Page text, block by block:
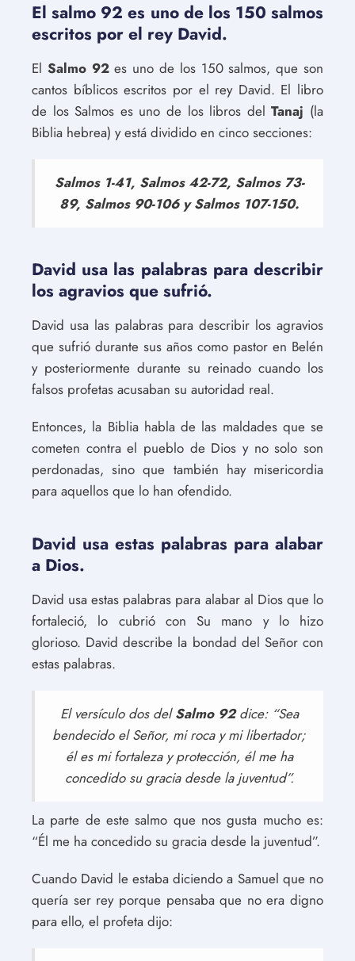
El salmo 92 es uno de los 150 salmos
escritos por el rey David.
El Salmo 92es uno de los 150 salmos, que son
cantos bíblicos escritos por el rey David. El libro
de los Salmos es uno de los libros delTanaj (la
Biblia hebrea) y está dividido en cinco secciones:
Salmos 1-41, Salmos 42-72, Salmos 73-
89, Salmos 90-106 y Salmos 107-150.
David usa las palabras para describir
los agravios que sufrió.
David usa las palabras para describir los agravios
que sufrió durante sus años como pastor en Belén
y posteriormente durante su reinado cuando los
falsos profetas acusaban su autoridad real.
Entonces, la Biblia habla de las maldades que se
cometen contra el pueblo de Dios y no solo son
perdonadas, sino que también hay misericordia
para aquellos que lo han ofendido.
David usa estas palabras para alabar
a Dios.
David usa estas palabras para alabar al Dios que lo
fortaleció, lo cubrió con Su mano y lo hizo
glorioso. David describe la bondad del Señor con
estas palabras.
El versículo dos delSalmo 92dice: “Sea
bendecido el Señor, mi roca y mi libertador;
él es mi fortaleza y protección, él me ha
concedido su gracia desde la juventud”.
La parte de este salmo que nos gusta mucho es:
“Él me ha concedido su gracia desde la juventud”.
Cuando David le estaba diciendo a Samuel que no
quería ser rey porque pensaba que no era digno
para ello, el profeta dijo: